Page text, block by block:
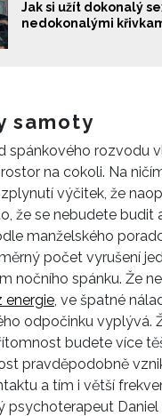
Jak si užít dokonalý
nedokonalými
samoty
spánkového rozvodu
na cokoli. Na
výčitek, že
že se nebudete budit
manželského
počet vyrušení
nočního spánku. Že
energie, ve špatné
odpočinku vyplývá.
budete více
pravděpodobně
a tím i větší
psychoterapeut